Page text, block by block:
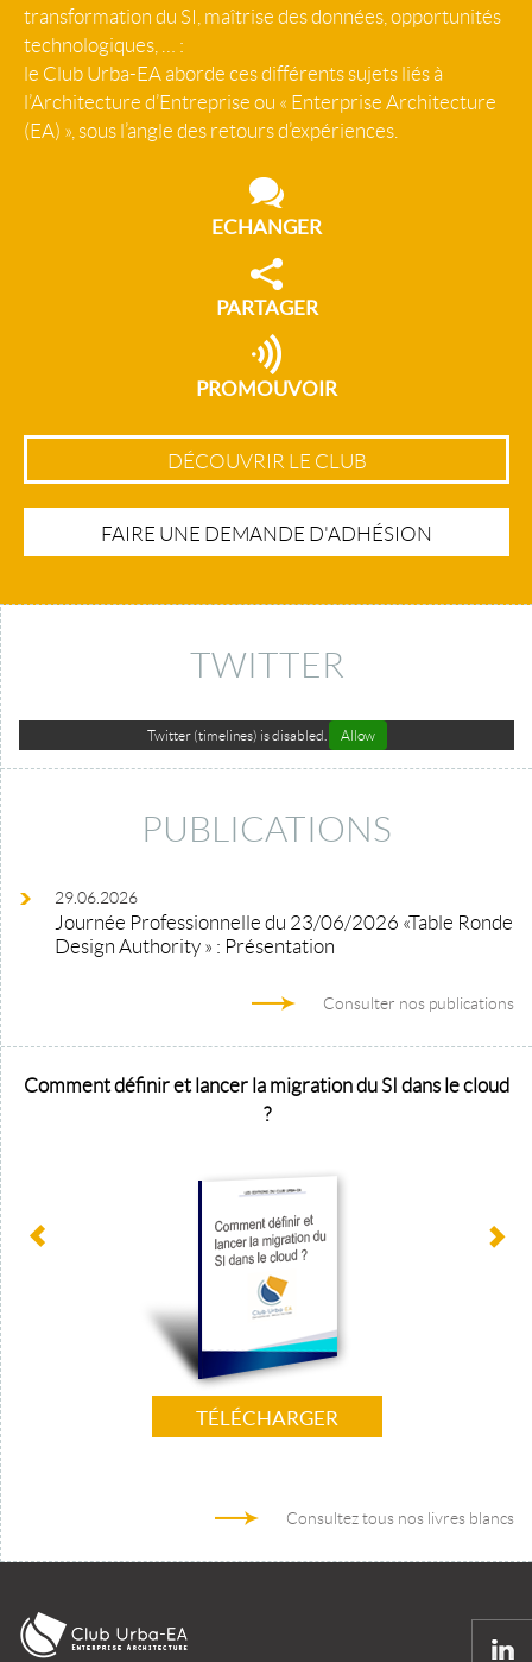
transformation du SI, maîtrise des données, opportunités
technologiques, … :
le Club Urba-EA aborde ces différents sujets liés à
l’Architecture d’Entreprise ou « Enterprise Architecture
(EA) », sous l’angle des retours d’expériences.
ECHANGER
PARTAGER
PROMOUVOIR
DÉCOUVRIR LE CLUB
FAIRE UNE DEMANDE D'ADHÉSION
TWITTER
Twitter (timelines) is disabled. Allow
PUBLICATIONS
29.06.2026
Journée Professionnelle du 23/06/2026 «Table Ronde
Design Authority » : Présentation
Consulter nos publications
Comment définir et lancer la migration du SI dans le cloud
?
TÉLÉCHARGER
Consultez tous nos livres blancs